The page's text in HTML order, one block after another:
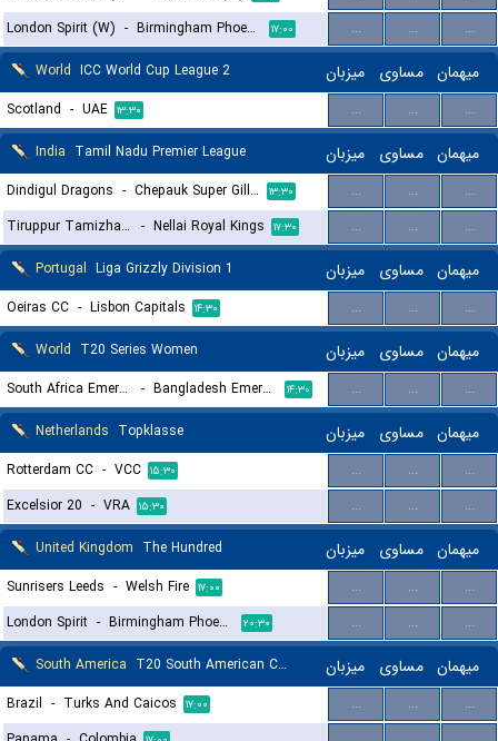
London Spirit (W) - Birmingham Phoenix (W) ۱۷:۰۰ ... ...
...
World ICC World Cup League 2 میزبان مساوی میهمان
Scotland - UAE ۱۳:۳۰ ... ...
...
India Tamil Nadu Premier League میزبان مساوی میهمان
Dindigul Dragons - Chepauk Super Gillies ۱۳:۳۰ ... ...
...
Tiruppur Tamizhans - Nellai Royal Kings ۱۷:۳۰ ... ...
...
Portugal Liga Grizzly Division 1 میزبان مساوی میهمان
Oeiras CC - Lisbon Capitals ۱۴:۳۰ ... ...
...
World T20 Series Women میزبان مساوی میهمان
South Africa Emerging (W) - Bangladesh Emerging (W) ۱۴:۳۰ ... ...
...
Netherlands Topklasse میزبان مساوی میهمان
Rotterdam CC - VCC ۱۵:۳۰ ... ...
...
Excelsior 20 - VRA ۱۵:۳۰ ... ...
...
United Kingdom The Hundred میزبان مساوی میهمان
Sunrisers Leeds - Welsh Fire ۱۷:۰۰ ... ...
...
London Spirit - Birmingham Phoenix ۲۰:۳۰ ... ...
...
South America T20 South American Championship میزبان مساوی میهمان
Brazil - Turks And Caicos ۱۷:۰۰ ... ...
...